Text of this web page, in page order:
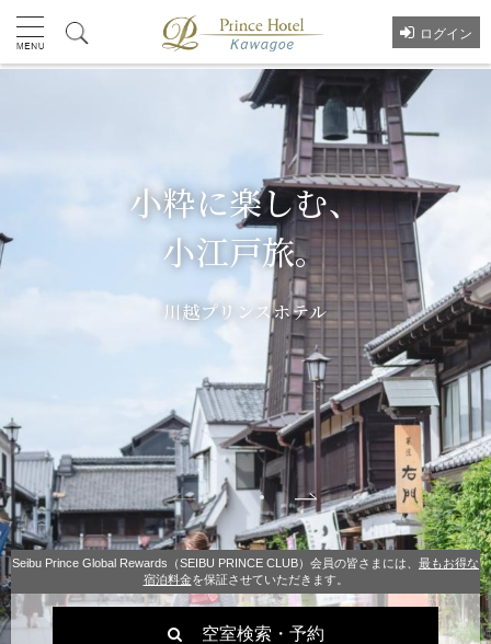
ログイン
Kawagoe Prince Hotel
35th Anniversary
35年の感謝を、未来へ。
地域の皆さまに支えられて歩んできた、35年
の感謝を込めて
小粋に楽しむ、
小江戸旅。
川越プリンスホテル
Seibu Prince Global Rewards（SEIBU PRINCE CLUB）会員の皆さまには、 最もお得な
宿泊料金を保証させていただきます。
空室検索・予約